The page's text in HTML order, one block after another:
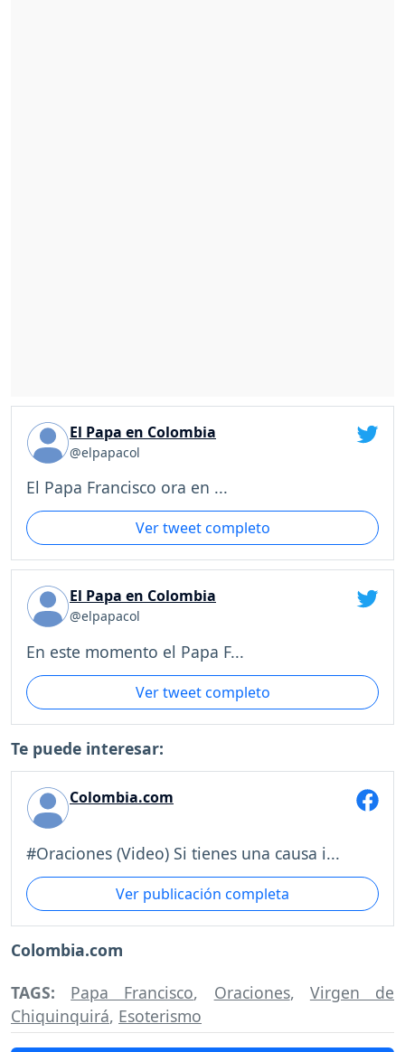
El Papa en Colombia
@elpapacol
El Papa Francisco ora en ...
Ver tweet completo
El Papa en Colombia
@elpapacol
En este momento el Papa F...
Ver tweet completo
Te puede interesar:
Colombia.com
#Oraciones (Video) Si tienes una causa i...
Ver publicación completa
Colombia.com
TAGS: Papa Francisco, Oraciones, Virgen de
Chiquinquirá, Esoterismo